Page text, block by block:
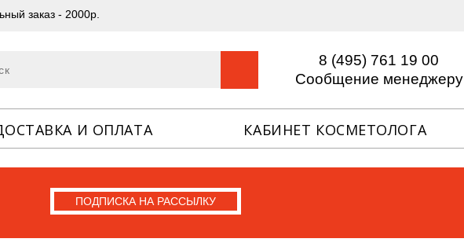
заказ - 2000р.
8 (495) 761 19 00
Сообщение менеджеру
И ОПЛАТА КАБИНЕТ КОСМЕТОЛОГА
ПОДПИСКА НА РАССЫЛКУ